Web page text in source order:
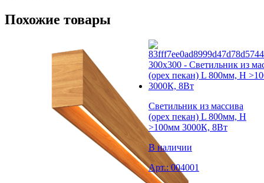
Похожие товары
Светильник из массива
(орех пекан) L 800мм, H
>100мм 3000К, 8Вт
В наличии
Арт.:004001